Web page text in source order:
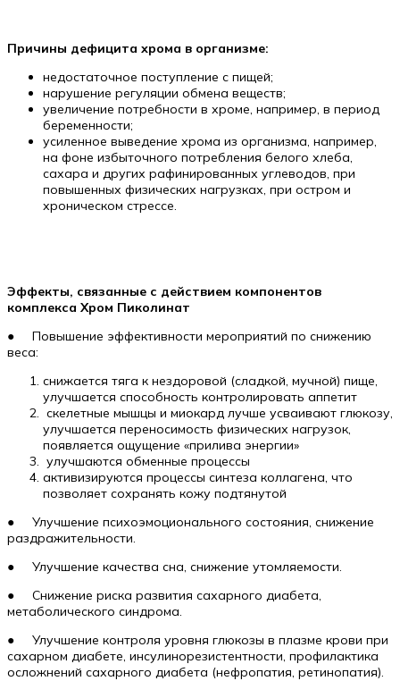
Причины дефицита хрома в организме:
недостаточное поступление с пищей;
нарушение регуляции обмена веществ;
увеличение потребности в хроме, например, в период
беременности;
усиленное выведение хрома из организма, например,
на фоне избыточного потребления белого хлеба,
сахара и других рафинированных углеводов, при
повышенных физических нагрузках, при остром и
хроническом стрессе.
Эффекты, связанные с действием компонентов
комплекса Хром Пиколинат
● Повышение эффективности мероприятий по снижению
веса:
снижается тяга к нездоровой (сладкой, мучной) пище,
улучшается способность контролировать аппетит
скелетные мышцы и миокард лучше усваивают глюкозу,
улучшается переносимость физических нагрузок,
появляется ощущение «прилива энергии»
улучшаются обменные процессы
активизируются процессы синтеза коллагена, что
позволяет сохранять кожу подтянутой
● Улучшение психоэмоционального состояния, снижение
раздражительности.
● Улучшение качества сна, снижение утомляемости.
● Снижение риска развития сахарного диабета,
метаболического синдрома.
● Улучшение контроля уровня глюкозы в плазме крови при
сахарном диабете, инсулинорезистентности, профилактика
осложнений сахарного диабета (нефропатия, ретинопатия).